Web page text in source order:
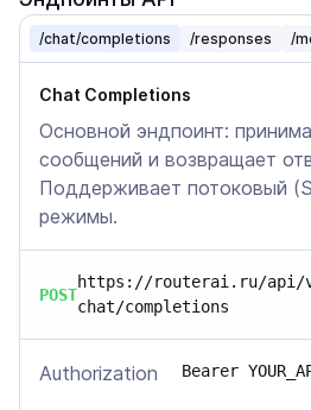
/chat/completions /responses /
Chat Completions
Основной эндпоинт:
сообщений и возвращает
Поддерживает потоковый
режимы.
POST
https://routerai.ru/api/
chat/completions
Authorization Bearer